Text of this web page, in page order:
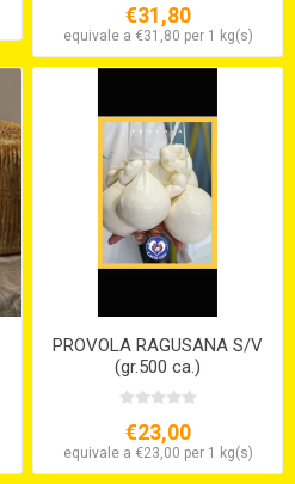
€31,80
equivale a €31,80 per 1 kg(s)
PROVOLA RAGUSANA S/V
(gr.500 ca.)
€23,00
equivale a €23,00 per 1 kg(s)